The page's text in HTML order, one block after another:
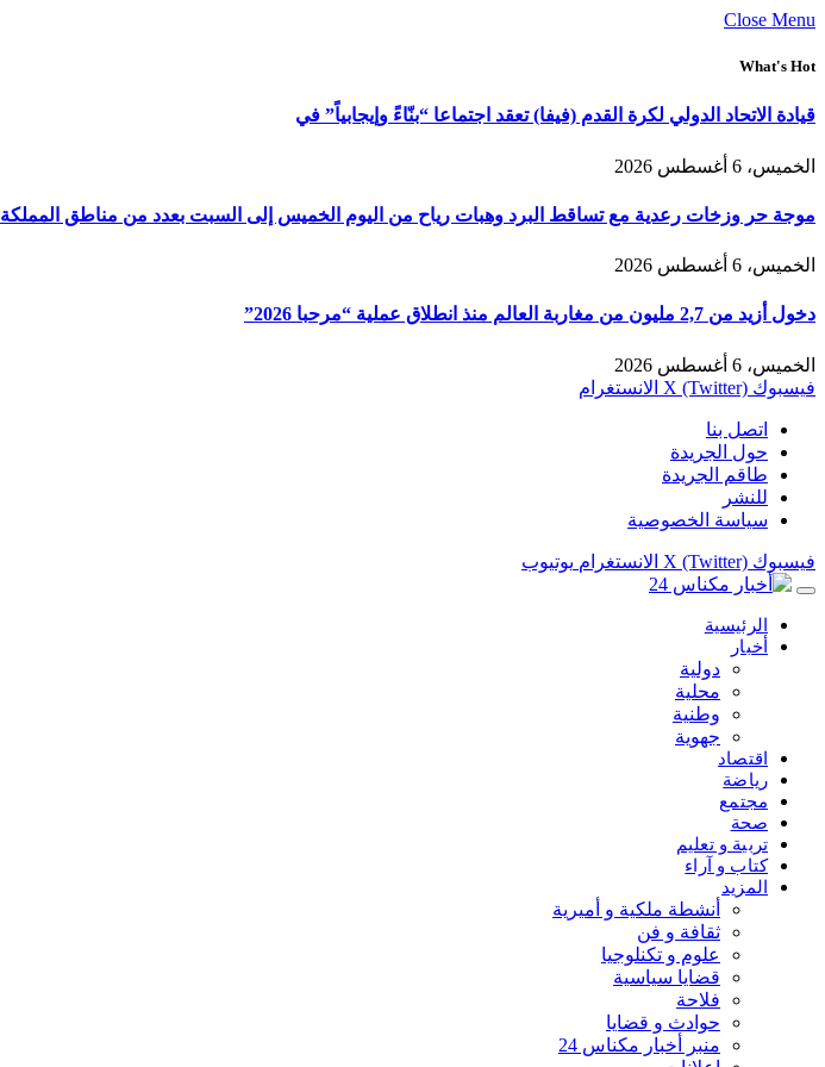
Close Menu
What's Hot
قيادة الاتحاد الدولي لكرة القدم (فيفا) تعقد اجتماعا “بنّاءً وإيجابياً” في
الخميس، 6 أغسطس 2026
موجة حر وزخات رعدية مع تساقط البرد وهبات رياح من اليوم الخميس إلى السبت بعدد من مناطق المملكة
الخميس، 6 أغسطس 2026
دخول أزيد من 2,7 مليون من مغاربة العالم منذ انطلاق عملية “مرحبا 2026”
الخميس، 6 أغسطس 2026
فيسبوك X (Twitter) الانستغرام
اتصل بنا
حول الجريدة
طاقم الجريدة
للنشر
سياسة الخصوصية
فيسبوك X (Twitter) الانستغرام يوتيوب
الرئيسية
أخبار
دولية
محلية
وطنية
جهوية
اقتصاد
رياضة
مجتمع
صحة
تربية و تعليم
كتاب و آراء
المزيد
أنشطة ملكية و أميرية
ثقافة و فن
علوم و تكنلوجيا
قضايا سياسية
فلاحة
حوادث و قضايا
منبر أخبار مكناس 24